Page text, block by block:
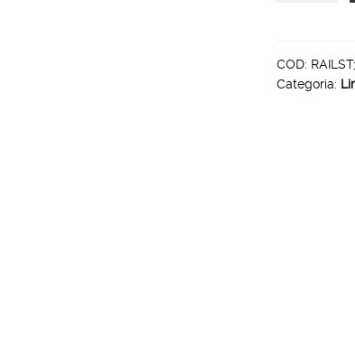
acciaio
inossidabile
COD:
Categoria: